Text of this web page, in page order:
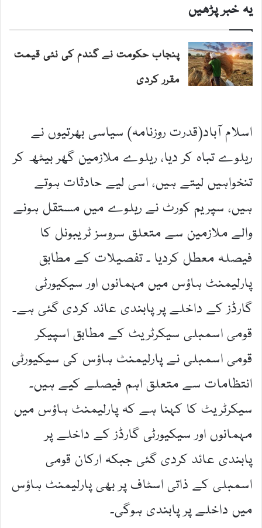
یہ خبر پڑھیں
پنجاب حکومت نے گندم کی نئی قیمت
مقرر کردی
اسلام آباد(قدرت روزنامہ) سیاسی بھرتیوں نے
ریلوے تباہ کر دیا، ریلوے ملازمین گھر بیٹھ کر
تنخواہیں لیتے ہیں، اسی لیے حادثات ہوتے
ہیں، سپریم کورٹ نے ریلوے میں مستقل ہونے
والے ملازمین سے متعلق سروسز ٹریبونل کا
فیصلہ معطل کردیا ۔ تفصیلات کے مطابق
پارلیمنٹ ہاؤس میں مہمانوں اور سیکیورٹی
گارڈز کے داخلے پر پابندی عائد کردی گئی ہے۔
قومی اسمبلی سیکرٹریٹ کے مطابق اسپیکر
قومی اسمبلی نے پارلیمنٹ ہاؤس کی سیکیورٹی
انتظامات سے متعلق اہم فیصلے کیے ہیں۔
سیکرٹریٹ کا کہنا ہے کہ پارلیمنٹ ہاؤس میں
مہمانوں اور سیکیورٹی گارڈز کے داخلے پر
پابندی عائد کردی گئی جبکہ ارکان قومی
اسمبلی کے ذاتی اسٹاف پر بھی پارلیمنٹ ہاؤس
میں داخلے پر پابندی ہوگی۔